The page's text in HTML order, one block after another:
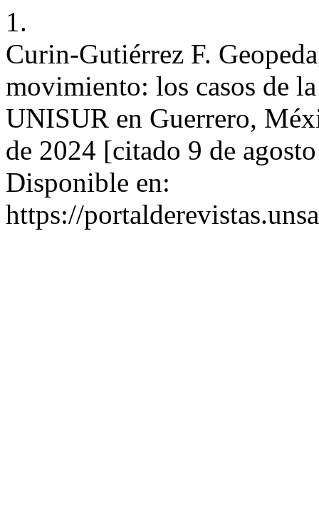
1.
Curin-Gutiérrez F.
movimiento: los casos de
UNISUR en Guerrero,
de 2024 [citado 9 de
Disponible en:
https://